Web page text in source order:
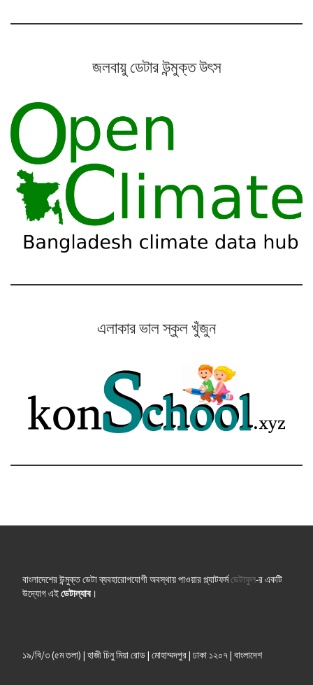
জলবায়ু ডেটার উন্মুক্ত উৎস
এলাকার ভাল স্কুল খুঁজুন
বাংলাদেশের উন্মুক্ত ডেটা ব্যবহারোপযোগী অবস্থায় পাওয়ার প্ল্যাটফর্মডেটাফুল-র একটি
উদ্যোগ এইডেটাল্যাব।
১৯/বি/৩ (৫ম তলা) | হাজী চিনু মিয়া রোড | মোহাম্মদপুর | ঢাকা ১২০৭ | বাংলাদেশ